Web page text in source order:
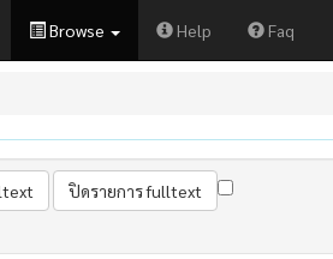
Browse Help Faq